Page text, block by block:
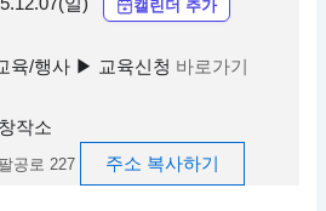
일) 캘린더 추가
육/행사 ▶ 교육신청 바로가기
작소
공로 227 주소 복사하기